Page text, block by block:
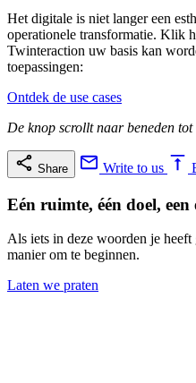
Het digitale is niet langer een
operationele transformatie. Klik
Twinteraction uw basis kan
toepassingen:
Ontdek de use cases
De knop scrollt naar beneden
Share Write to us
Eén ruimte, één doel, een
Als iets in deze woorden je heeft
manier om te beginnen.
Laten we praten